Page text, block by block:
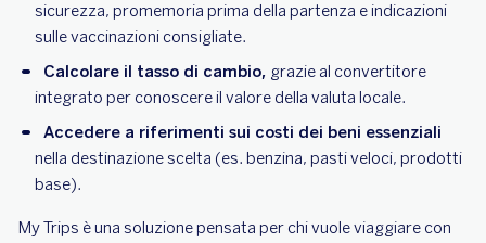
sicurezza, promemoria prima della partenza e indicazioni
sulle vaccinazioni consigliate.
Calcolare il tasso di cambio, grazie al convertitore
integrato per conoscere il valore della valuta locale.
Accedere a riferimenti sui costi dei beni essenziali
nella destinazione scelta (es. benzina, pasti veloci, prodotti
base).
My Trips è una soluzione pensata per chi vuole viaggiare con